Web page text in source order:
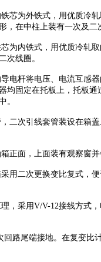
为外铁式，用优质冷轧
，在中柱上装有一次及二
内铁式，用优质冷轧取
次线圈。
杆将电压、电流互感器
均固定在托板上，托板通
。
次引线套管装设在箱盖
面，上面装有观察窗并
二次更换变比复式，便
采用V/V-12接线方式，
路尾端接地。在复变比